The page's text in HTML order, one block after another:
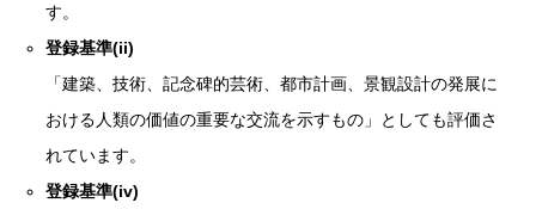
す。
登録基準(ii)
「建築、技術、記念碑的芸術、都市計画、景観設計の発展に
おける人類の価値の重要な交流を示すもの」としても評価さ
れています。
登録基準(iv)